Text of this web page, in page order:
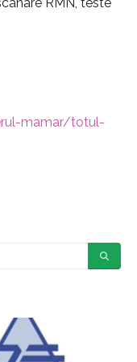
mamar/totul-